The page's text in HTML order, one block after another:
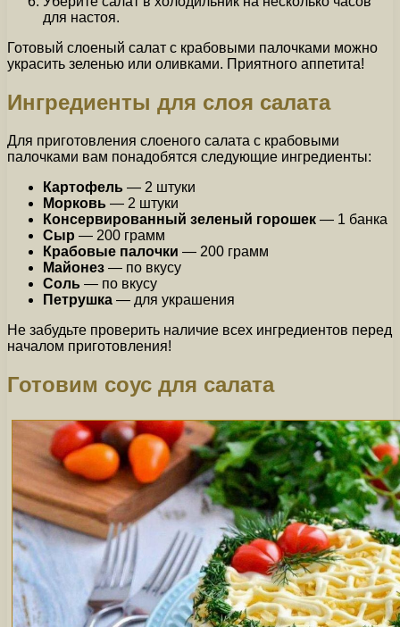
для настоя.
Готовый слоеный салат с крабовыми палочками можно
украсить зеленью или оливками. Приятного аппетита!
Ингредиенты для слоя салата
Для приготовления слоеного салата с крабовыми
палочками вам понадобятся следующие ингредиенты:
Картофель — 2 штуки
Морковь — 2 штуки
Консервированный зеленый горошек — 1 банка
Сыр — 200 грамм
Крабовые палочки — 200 грамм
Майонез — по вкусу
Соль — по вкусу
Петрушка — для украшения
Не забудьте проверить наличие всех ингредиентов перед
началом приготовления!
Готовим соус для салата